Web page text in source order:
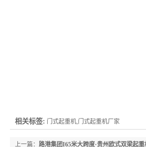
相关标签: 门式起重机,门式起重机厂家
上一篇： 路港集团I65米大跨度·贵州欧式双梁起